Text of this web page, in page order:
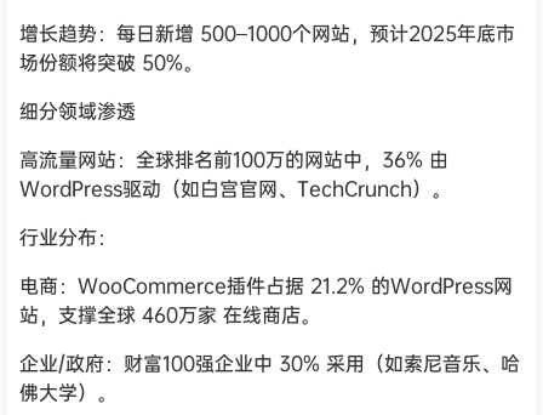
增长趋势：每日新增 500–1000个网站，预计2025年底市
场份额将突破 50%。
细分领域渗透
高流量网站：全球排名前100万的网站中，36% 由
WordPress驱动（如白宫官网、TechCrunch）。
行业分布：
电商：WooCommerce插件占据 21.2% 的WordPress网
站，支撑全球 460万家 在线商店。
企业/政府：财富100强企业中 30% 采用（如索尼音乐、哈
佛大学）。